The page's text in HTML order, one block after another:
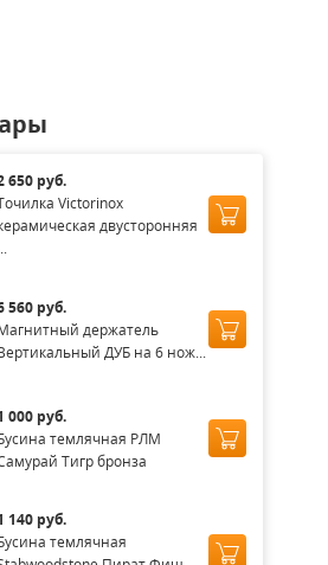
650 руб.
Victorinox
двусторонняя
560 руб.
держатель
ДУБ на 6 нож...
000 руб.
темлячная РЛМ
Тигр бронза
140 руб.
темлячная